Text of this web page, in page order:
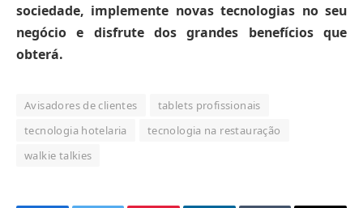
sociedade, implemente novas tecnologias no seu
negócio e disfrute dos grandes benefícios que
obterá.
Avisadores de clientes
tablets profissionais
tecnologia hotelaria
tecnologia na restauração
walkie talkies